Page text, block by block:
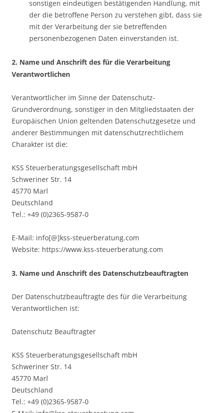
sonstigen eindeutigen bestätigenden Handlung, mit
der die betroffene Person zu verstehen gibt, dass sie
mit der Verarbeitung der sie betreffenden
personenbezogenen Daten einverstanden ist.
2. Name und Anschrift des für die Verarbeitung
Verantwortlichen
Verantwortlicher im Sinne der Datenschutz-
Grundverordnung, sonstiger in den Mitgliedstaaten der
Europäischen Union geltenden Datenschutzgesetze und
anderer Bestimmungen mit datenschutzrechtlichem
Charakter ist die:
KSS Steuerberatungsgesellschaft mbH
Schweriner Str. 14
45770 Marl
Deutschland
Tel.: +49 (0)2365-9587-0
E-Mail: info[@]kss-steuerberatung.com
Website: https://www.kss-steuerberatung.com
3. Name und Anschrift des Datenschutzbeauftragten
Der Datenschutzbeauftragte des für die Verarbeitung
Verantwortlichen ist:
Datenschutz Beauftragter
KSS Steuerberatungsgesellschaft mbH
Schweriner Str. 14
45770 Marl
Deutschland
Tel.: +49 (0)2365-9587-0